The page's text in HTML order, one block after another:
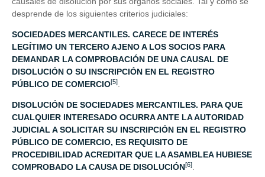
desprende de los siguientes criterios judiciales:
SOCIEDADES MERCANTILES. CARECE DE INTERÉS
LEGÍTIMO UN TERCERO AJENO A LOS SOCIOS PARA
DEMANDAR LA COMPROBACIÓN DE UNA CAUSAL DE
DISOLUCIÓN O SU INSCRIPCIÓN EN EL REGISTRO
PÚBLICO DE COMERCIO[5]
DISOLUCIÓN DE SOCIEDADES MERCANTILES. PARA QUE
CUALQUIER INTERESADO OCURRA ANTE LA AUTORIDAD
JUDICIAL A SOLICITAR SU INSCRIPCIÓN EN EL REGISTRO
PÚBLICO DE COMERCIO, ES REQUISITO DE
PROCEDIBILIDAD ACREDITAR QUE LA ASAMBLEA HUBIESE
COMPROBADO LA CAUSA DE DISOLUCIÓN[6].